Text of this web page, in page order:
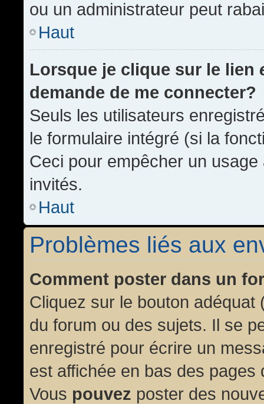
ou un administrateur peut
Haut
Lorsque je clique sur le lien
demande de me connecter?
Seuls les utilisateurs
le formulaire intégré (si la
Ceci pour empêcher un
invités.
Haut
Problèmes liés aux
Comment poster dans un
Cliquez sur le bouton
du forum ou des sujets. Il se
enregistré pour écrire un
est affichée en bas des
Vous pouvez poster des